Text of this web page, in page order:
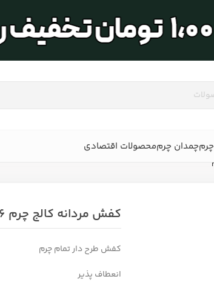
چمدان چرممحصولات اقتصادی
کفش مردانه کالج چرم mrc116-06
کفش طرح دار تمام چرم
انعطاف پذیر